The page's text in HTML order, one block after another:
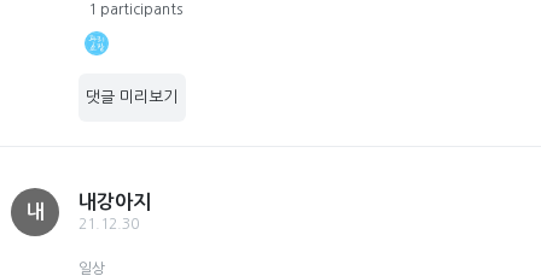
1 participants
댓글 미리보기
내
내강아지
21.12.30
일상